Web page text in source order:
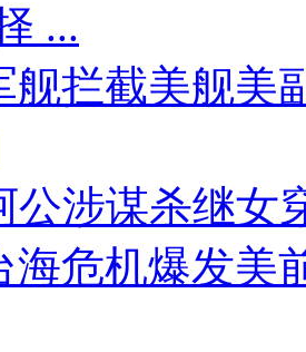
...
舰拦截美舰美
公涉谋杀继女
海危机爆发美